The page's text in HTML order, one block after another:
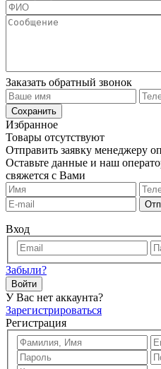
Заказать обратный звонок
Сохранить
Избранное
Товары отсутствуют
Отправить заявку менеджеру
Оставьте данные и наш
свяжется с Вами
Вход
Забыли?
Войти
У Вас нет аккаунта?
Зарегистрироваться
Регистрация